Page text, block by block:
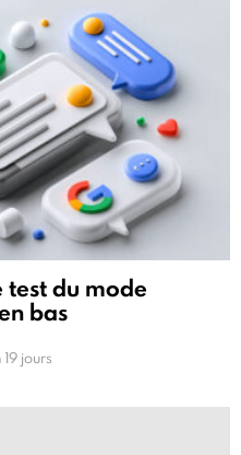
test du mode
bas
jours